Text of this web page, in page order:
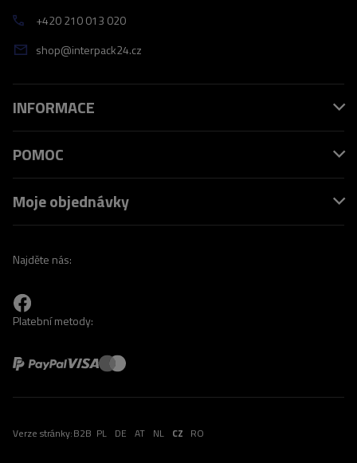
+420 210 013 020
shop@interpack24.cz
INFORMACE
POMOC
Moje objednávky
Najděte nás:
Platební metody:
Verze stránky:B2B PL DE AT NL CZ RO